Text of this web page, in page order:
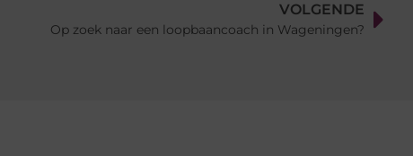
VOLGENDE
Op zoek naar een loopbaancoach in Wageningen?